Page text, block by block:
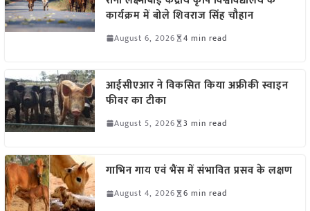
कार्यक्रम में बोले शिवराज सिंह चौहान
August 6, 2026 4 min read
आईसीएआर ने विकसित किया अफ्रीकी स्वाइन
फीवर का टीका
August 5, 2026 3 min read
गाभिन गाय एवं भैंस में संभावित प्रसव के लक्षण
August 4, 2026 6 min read